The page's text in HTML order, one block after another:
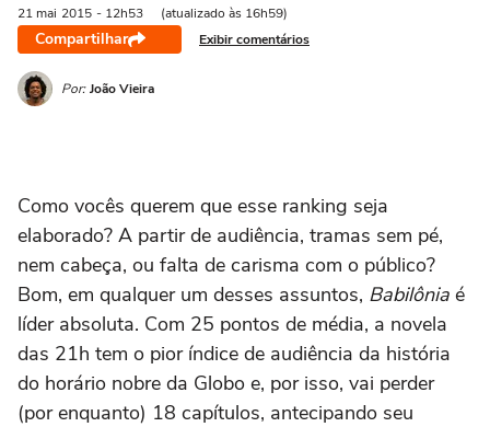
21 mai 2015 - 12h53 (atualizado às 16h59)
Compartilhar Exibir comentários
Por: João Vieira
Como vocês querem que esse ranking seja
elaborado? A partir de audiência, tramas sem pé,
nem cabeça, ou falta de carisma com o público?
Bom, em qualquer um desses assuntos, Babilônia é
líder absoluta. Com 25 pontos de média, a novela
das 21h tem o pior índice de audiência da história
do horário nobre da Globo e, por isso, vai perder
(por enquanto) 18 capítulos, antecipando seu